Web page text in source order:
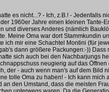
es nicht...? - Ich, z.B.! - Jedenfalls
1960er Jahre einen kleinen Tante-
und diverses Anderes (nämlich
Meine Oma war dort Stammkundin
ich mir eine Schachtel Montini (für
dann größere Packungen:-))
sich auch bei den Nachbarjungs
neugierig auf das Öffnen
der - auch wenn man's auf dem Bild
tolle Oma zu haben! - Ich kann
an den Umstand, dass die meisten